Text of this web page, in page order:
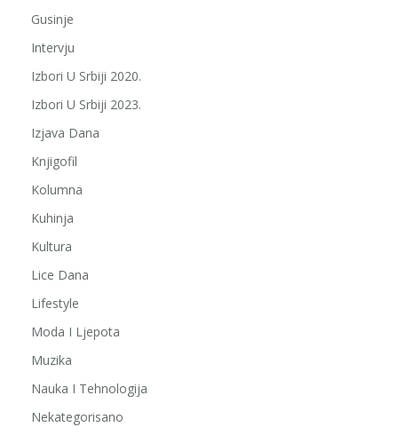
Gusinje
Intervju
Izbori U Srbiji 2020.
Izbori U Srbiji 2023.
Izjava Dana
Knjigofil
Kolumna
Kuhinja
Kultura
Lice Dana
Lifestyle
Moda I Ljepota
Muzika
Nauka I Tehnologija
Nekategorisano